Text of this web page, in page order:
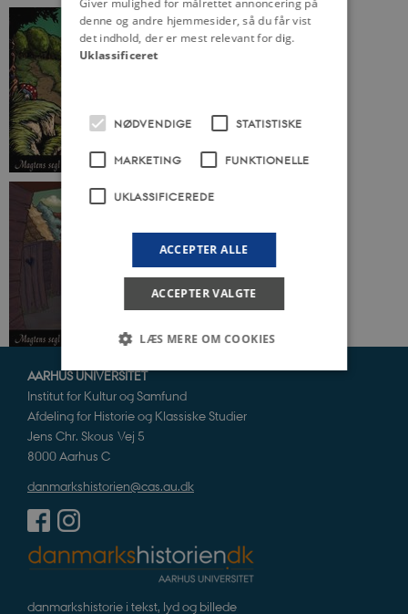
AARHUS UNIVERSITET
Institut for Kultur og Samfund
Afdeling for Historie og Klassiske Studier
Jens Chr. Skous Vej 5
8000 Aarhus C
danmarkshistorien@cas.au.dk
danmarkshistorie i tekst, lyd og billede
Giver mulighed for målrettet annoncering på
denne og andre hjemmesider, så du får vist
det indhold, der er mest relevant for dig.
Uklassificeret
NØDVENDIGE STATISTISKE
MARKETING FUNKTIONELLE
UKLASSIFICEREDE
ACCEPTER ALLE
ACCEPTER VALGTE
LÆS MERE OM COOKIES
Nødvendige
Funktionelle
hjemmesiden brugbar ved at aktivere nogle
grundlæggende funktioner som navigation mm.
Navn
Udbyder / Domæne
be_typo_user
TYPO3 Association